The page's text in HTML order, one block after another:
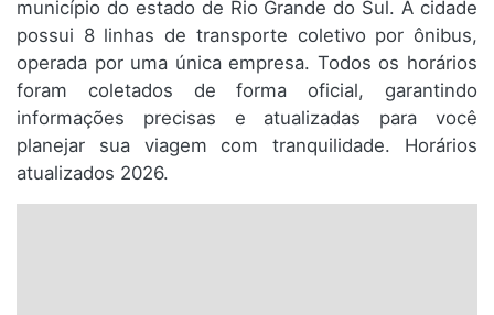
Rio de Janeiro
Espírito Santo
Paraná
Santa Catarina
município do estado de Rio Grande do Sul. A cidade
possui 8 linhas de transporte coletivo por ônibus,
operada por uma única empresa. Todos os horários
foram coletados de forma oficial, garantindo
informações precisas e atualizadas para você
planejar sua viagem com tranquilidade. Horários
atualizados 2026.